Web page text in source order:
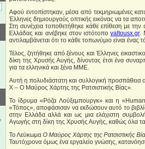
Αφού εντοπίστηκαν, μέσα από τεκμηριωμένες
Έλληνες δημιουργούς οπτικής εικόνας να τα
Στη συνέχεια τοποθετήθηκε κάθε επίθεση με
Ελλάδας και ανέβηκε στον ιστότοποvaltousx.gr.
αντιλαμβάνεται ότι το κάθε τοπωνύμιο είναι
Τέλος, ζητήθηκε από ξένους και Έλληνες
δίκη της Χρυσής Αυγής, δίνοντας έτσι ένα
για τα ελληνικά και ξένα ΜΜΕ.
Αυτή η πολυδιάστατη και συλλογική προσπάθεια
Χ – Ο Μαύρος Χάρτης της Ρατσιστικής Βίας».
Το ίδρυμα «Ρόζα Λούξεμπουργκ» και η
«Τόπος», αποφάσισαν να εκδώσουν αυτό το
στην Ελλάδα αλλά και ως μια ελάχιστη
Αγωγής στη δίκη της Χρυσής Αυγής, καθώς όλα
Το Λεύκωμα Ο Μαύρος Χάρτης της Ρατσιστικής
Ταυτόχρονα όμως ένα εργαλείο γνώσης,